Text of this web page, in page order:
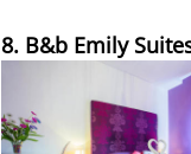
8. B&b Emily